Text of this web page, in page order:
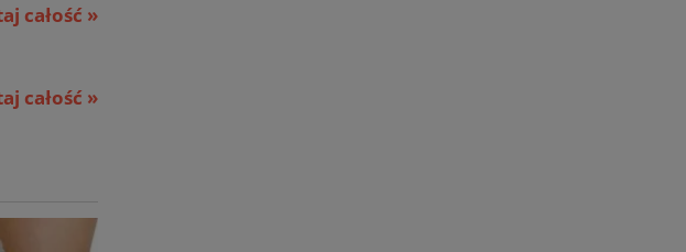
całość »
całość »